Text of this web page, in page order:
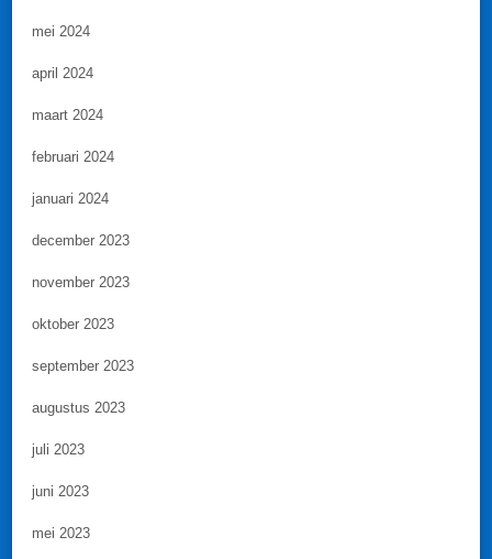
mei 2024
april 2024
maart 2024
februari 2024
januari 2024
december 2023
november 2023
oktober 2023
september 2023
augustus 2023
juli 2023
juni 2023
mei 2023